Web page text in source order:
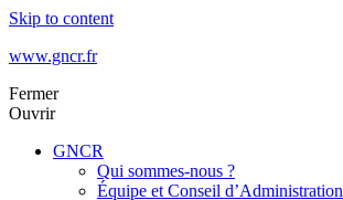
Skip to content
www.gncr.fr
Fermer
Ouvrir
GNCR
Qui sommes-nous ?
Équipe et Conseil d’Administration